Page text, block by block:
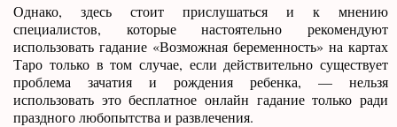
Однако, здесь стоит прислушаться и к мнению
специалистов, которые настоятельно рекомендуют
использовать гадание «Возможная беременность» на картах
Таро только в том случае, если действительно существует
проблема зачатия и рождения ребенка, — нельзя
использовать это бесплатное онлайн гадание только ради
праздного любопытства и развлечения.